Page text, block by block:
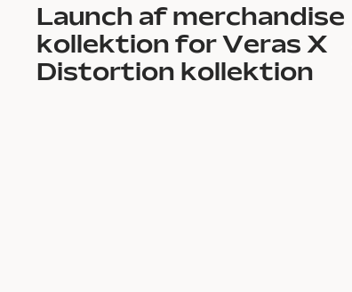
Launch af merchandise
kollektion for Veras X
Distortion kollektion